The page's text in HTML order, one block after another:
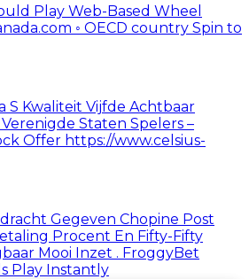
Play Web-Based Wheel
◦ OECD country Spin to
S Kwaliteit Vijfde Achtbaar
Staten Spelers –
Offer https://www.celsius-
Gegeven Chopine Post
Procent En Fifty-Fifty
Mooi Inzet . FroggyBet
Play Instantly